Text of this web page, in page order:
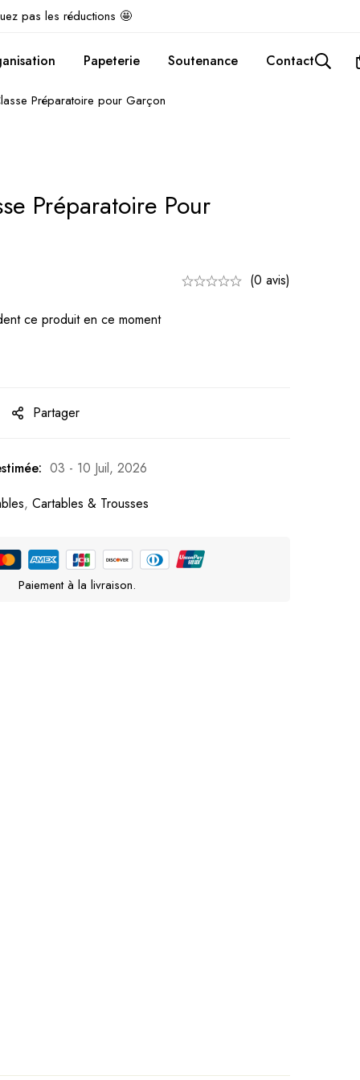
pas les réductions 🤩
Papeterie Soutenance Contact
Préparatoire pour Garçon
Préparatoire Pour
(0 avis)
ce produit en ce moment
Partager
03 - 10 Juil, 2026
, Cartables & Trousses
Paiement à la livraison.